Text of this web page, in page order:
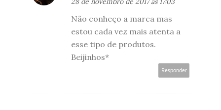
Não conheço a marca mas
estou cada vez mais atenta a
esse tipo de produtos.
Beijinhos*
Responder